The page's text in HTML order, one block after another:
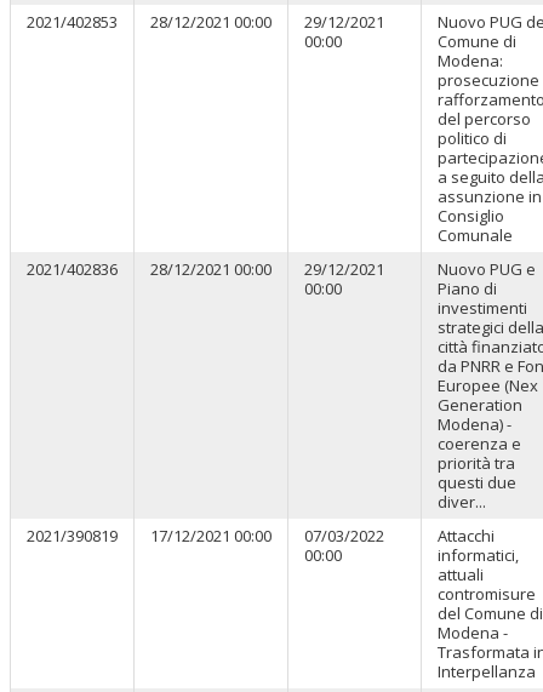
2021/402853
28/12/2021 00:00
29/12/2021
00:00
Nuovo PUG
Comune di
Modena:
prosecuzione
del percorso
politico di
a seguito
assunzione in
Consiglio
Comunale
2021/402836
28/12/2021 00:00
29/12/2021
00:00
Nuovo PUG e
Piano di
investimenti
strategici della
città
da PNRR e
Europee (Nex
Generation
Modena) -
coerenza e
priorità tra
questi due
diver...
2021/390819
17/12/2021 00:00
07/03/2022
00:00
Attacchi
informatici,
attuali
contromisure
del Comune di
Modena -
Trasformata
Interpellanza